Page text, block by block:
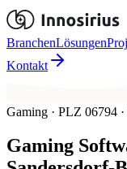
BranchenLösungen
Kontakt
Gaming · PLZ 06794
Gaming